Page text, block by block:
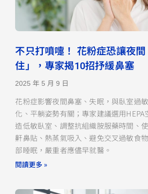
不只打噴嚏！ 花粉症恐讓夜
住」，專家揭10招抒緩鼻塞
2025 年 5 月 9 日
花粉症影響夜間鼻塞、失眠，與臥室過
化、平躺姿勢有關；專家建議選用HEPA
造低敏臥室、調整抗組織胺服藥時間、
鼾鼻貼、熱蒸氣吸入、避免交叉過敏食
部睡眠，嚴重者應儘早就醫。
閱讀更多 »